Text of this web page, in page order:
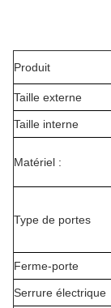
Produit
Taille externe
Taille interne
Matériel :
Type de portes
Ferme-porte
Serrure électrique